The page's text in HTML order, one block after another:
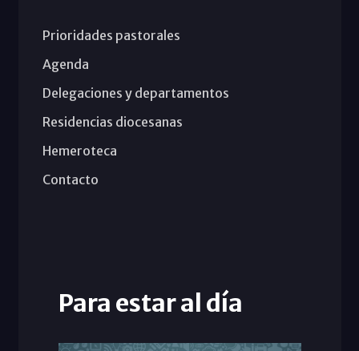
Prioridades pastorales
Agenda
Delegaciones y departamentos
Residencias diocesanas
Hemeroteca
Contacto
Para estar al día